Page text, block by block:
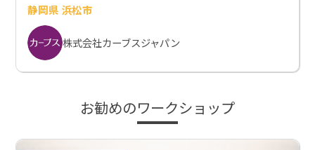
静岡県 浜松市
株式会社カーブスジャパン
お勧めのワークショップ